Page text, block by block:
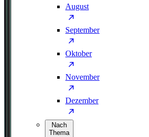
August
September
Oktober
November
Dezember
Nach
Thema